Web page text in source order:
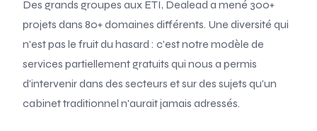
Des grands groupes aux ETI, Dealead a mené 300+
projets dans 80+ domaines différents. Une diversité qui
n'est pas le fruit du hasard : c'est notre modèle de
services partiellement gratuits qui nous a permis
d'intervenir dans des secteurs et sur des sujets qu'un
cabinet traditionnel n'aurait jamais adressés.